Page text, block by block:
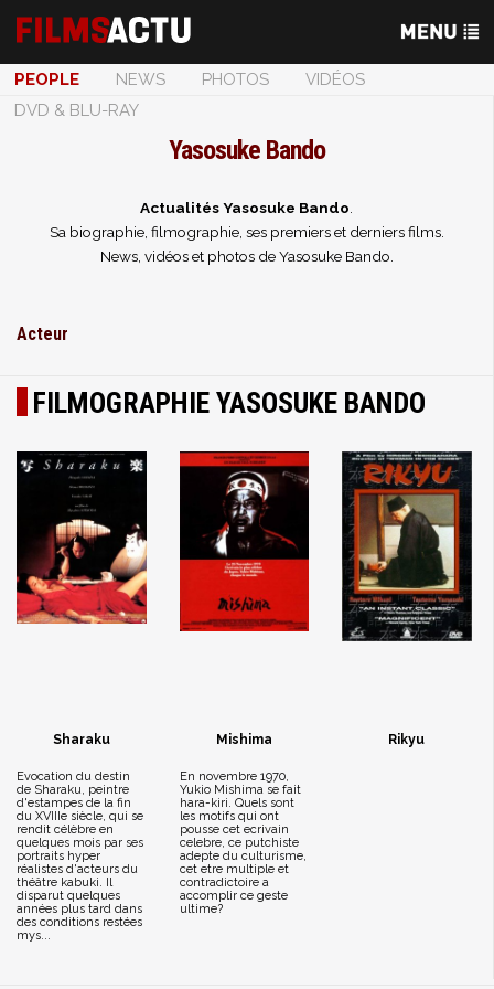
PEOPLE NEWS PHOTOS
VIDÉOS
DVD & BLU-RAY
Yasosuke Bando
Actualités Yasosuke Bando
Sa biographie, filmographie, ses premiers et derniers films.
News, vidéos et photos de Yasosuke Bando.
Acteur
FILMOGRAPHIE YASOSUKE BANDO
Sharaku
Evocation du destin
de Sharaku, peintre
d'estampes de la fin
du XVIIIe siècle, qui se
rendit célèbre en
quelques mois par ses
portraits hyper
réalistes d'acteurs du
théâtre kabuki. Il
disparut quelques
années plus tard dans
des conditions restées
mys...
Mishima
En novembre 1970,
Yukio Mishima se fait
hara-kiri. Quels sont
les motifs qui ont
pousse cet ecrivain
celebre, ce putchiste
adepte du culturisme,
cet etre multiple et
contradictoire a
accomplir ce geste
ultime?
Rikyu